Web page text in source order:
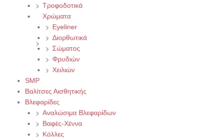
Τροφοδοτικά
Χρώματα
Eyeliner
Διορθωτικά
Σώματος
Φρυδιών
Χειλιών
SMP
Βαλίτσες Αισθητικής
Βλεφαρίδες
Αναλώσιμα Βλεφαρίδων
Βαφές-Χέννα
Κόλλες